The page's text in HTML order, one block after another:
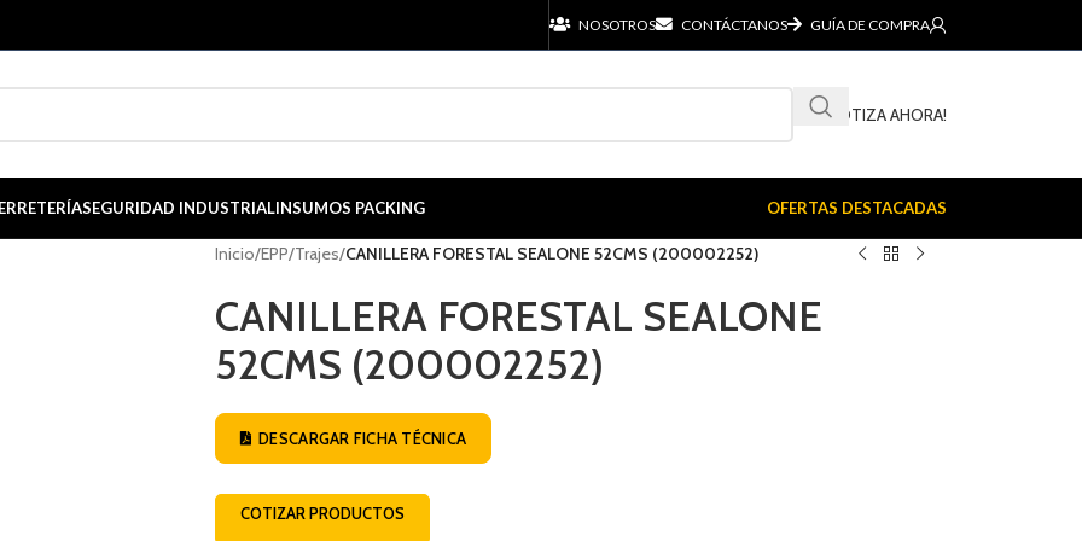
NOSOTROS CONTÁCTANOS GUÍA DE COMPRA
¡COTIZA AHORA!
SEGURIDAD INDUSTRIALINSUMOS PACKING OFERTAS DESTACADAS
Inicio/EPP/Trajes/CANILLERA FORESTAL SEALONE 52CMS (200002252)
CANILLERA FORESTAL SEALONE
52CMS (200002252)
DESCARGAR FICHA TÉCNICA
COTIZAR PRODUCTOS